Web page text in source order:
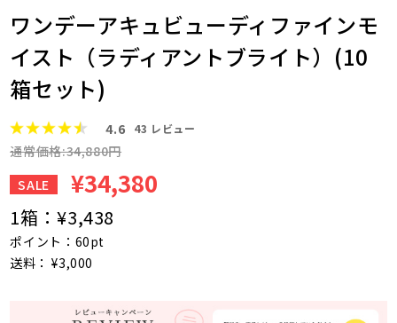
ワンデーアキュビューディファインモ
イスト（ラディアントブライト）(10
箱セット)
4.6 43 レビュー
通常価格:34,880円
SALE
¥34,380
1箱：¥3,438
ポイント：60pt
送料： ¥3,000